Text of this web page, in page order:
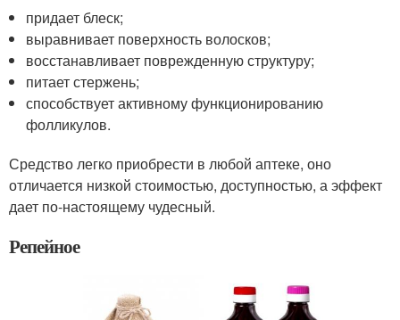
придает блеск;
выравнивает поверхность волосков;
восстанавливает поврежденную структуру;
питает стержень;
способствует активному функционированию
фолликулов.
Средство легко приобрести в любой аптеке, оно
отличается низкой стоимостью, доступностью, а эффект
дает по-настоящему чудесный.
Репейное